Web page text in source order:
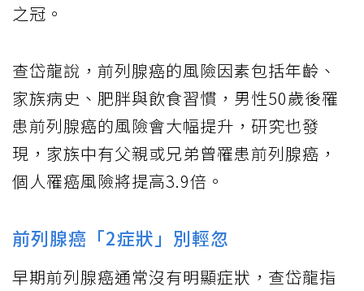
之冠。
查岱龍說，前列腺癌的風險因素包括年齡、
家族病史、肥胖與飲食習慣，男性50歲後罹
患前列腺癌的風險會大幅提升，研究也發
現，家族中有父親或兄弟曾罹患前列腺癌，
個人罹癌風險將提高3.9倍。
前列腺癌「2症狀」別輕忽
早期前列腺癌通常沒有明顯症狀，查岱龍指